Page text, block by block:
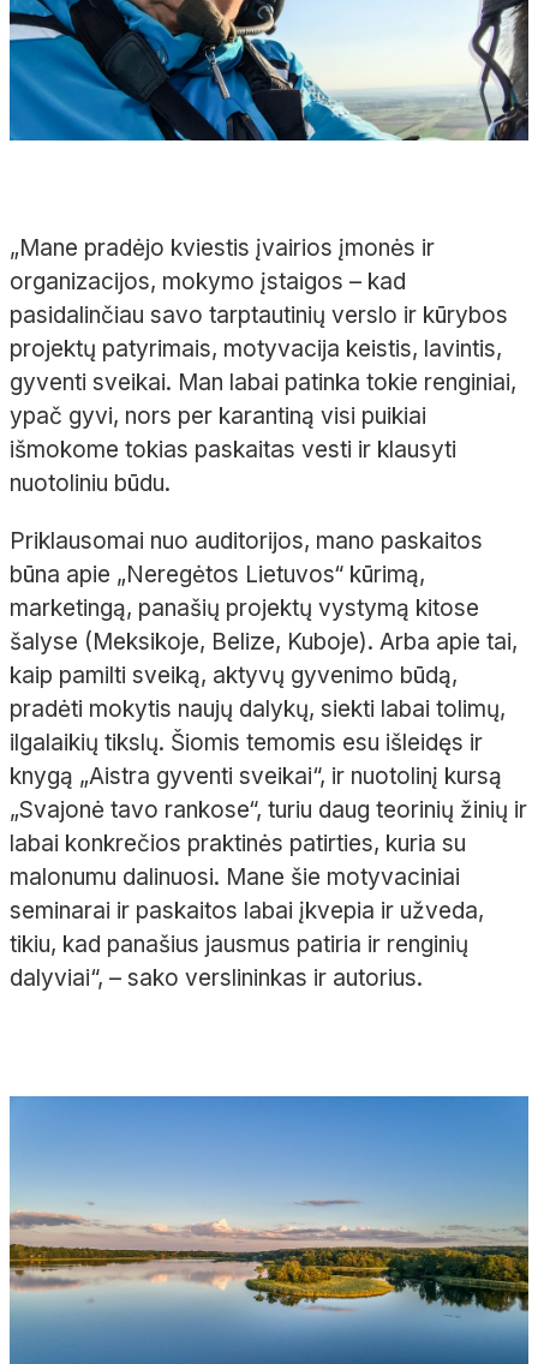
„Mane pradėjo kviestis įvairios įmonės ir
organizacijos, mokymo įstaigos – kad
pasidalinčiau savo tarptautinių verslo ir kūrybos
projektų patyrimais, motyvacija keistis, lavintis,
gyventi sveikai. Man labai patinka tokie renginiai,
ypač gyvi, nors per karantiną visi puikiai
išmokome tokias paskaitas vesti ir klausyti
nuotoliniu būdu.
Priklausomai nuo auditorijos, mano paskaitos
būna apie „Neregėtos Lietuvos“ kūrimą,
marketingą, panašių projektų vystymą kitose
šalyse (Meksikoje, Belize, Kuboje). Arba apie tai,
kaip pamilti sveiką, aktyvų gyvenimo būdą,
pradėti mokytis naujų dalykų, siekti labai tolimų,
ilgalaikių tikslų. Šiomis temomis esu išleidęs ir
knygą „Aistra gyventi sveikai“, ir nuotolinį kursą
„Svajonė tavo rankose“, turiu daug teorinių žinių ir
labai konkrečios praktinės patirties, kuria su
malonumu dalinuosi. Mane šie motyvaciniai
seminarai ir paskaitos labai įkvepia ir užveda,
tikiu, kad panašius jausmus patiria ir renginių
dalyviai“, – sako verslininkas ir autorius.